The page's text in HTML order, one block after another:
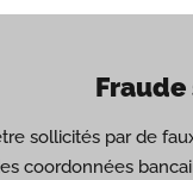
sollicités par de
coordonnées